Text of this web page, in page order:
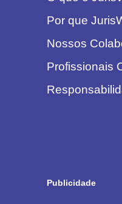
Por que
Nossos
Profissionais
Publicidade